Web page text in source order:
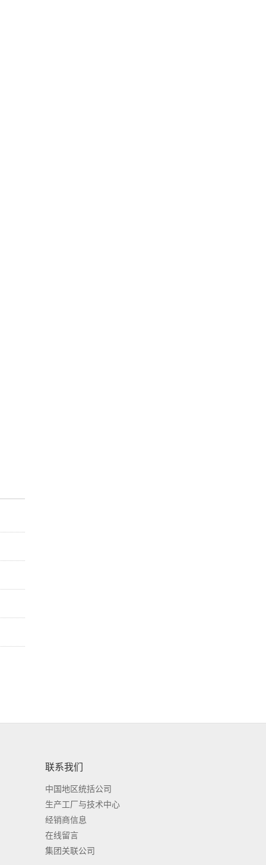
联系我们
中国地区统括公司
生产工厂与技术中心
经销商信息
在线留言
集团关联公司